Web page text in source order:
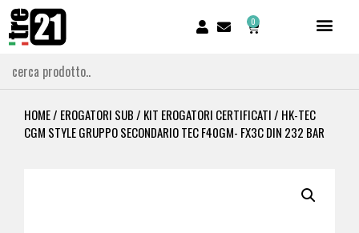
0
HOME/ EROGATORI SUB/ KIT EROGATORI CERTIFICATI/ HK-TEC
CGM STYLE GRUPPO SECONDARIO TEC F40GM- FX3C DIN 232 BAR